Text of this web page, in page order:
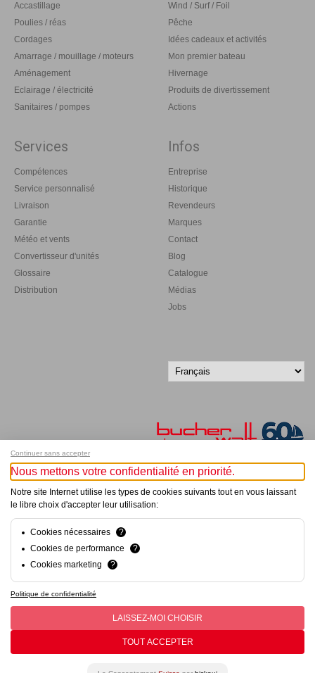
Accastillage
Poulies / réas
Cordages
Amarrage / mouillage / moteurs
Aménagement
Eclairage / électricité
Sanitaires / pompes
Wind / Surf / Foil
Pêche
Idées cadeaux et activités
Mon premier bateau
Hivernage
Produits de divertissement
Actions
Services
Compétences
Service personnalisé
Livraison
Garantie
Météo et vents
Convertisseur d'unités
Glossaire
Distribution
Infos
Entreprise
Historique
Revendeurs
Marques
Contact
Blog
Catalogue
Médias
Jobs
Inscrivez-vous à notre newsletter !
© Bucher+Walt 2011-2026
Tous droits réservés - Informations non contractuelles
hsolutions.ch
Continuer sans accepter
Nous mettons votre confidentialité en priorité.
Notre site Internet utilise les types de cookies suivants tout en vous laissant
le libre choix d'accepter leur utilisation:
Cookies nécessaires
?
Cookies de performance
?
Cookies marketing
?
Politique de confidentialité
LAISSEZ-MOI CHOISIR
TOUT ACCEPTER